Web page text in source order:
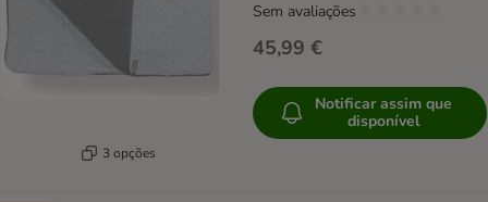
3 opções
45,99 €
Sem avaliações
Notificar assim que
disponível